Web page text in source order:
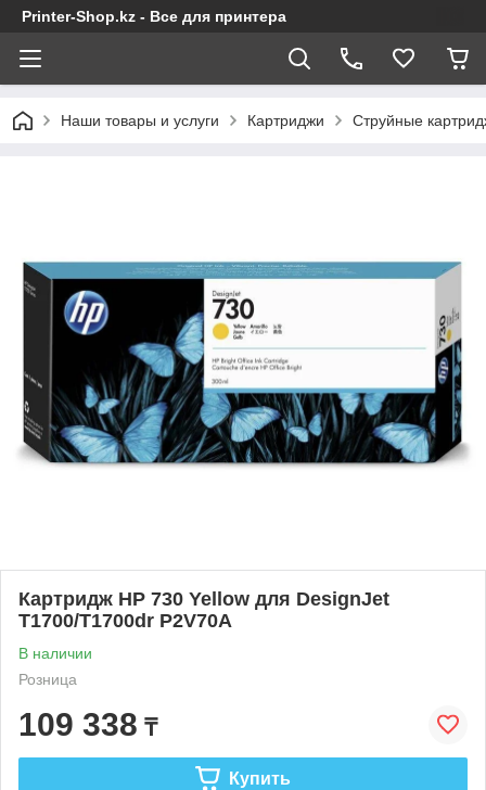
Printer-Shop.kz - Все для принтера
Наши товары и услуги Картриджи Струйные
Картридж HP 730 Yellow для DesignJet
T1700/T1700dr P2V70A
В наличии
Розница
109 338 ₸
Купить